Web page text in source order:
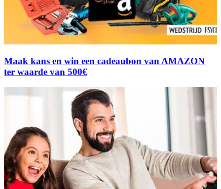
Maak kans en win een cadeaubon van AMAZON
ter waarde van 500€